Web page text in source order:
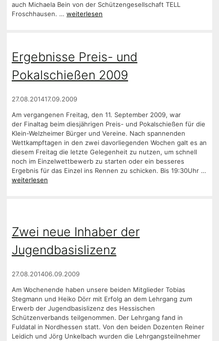
auch Michaela Bein von der Schützengesellschaft TELL
Froschhausen. … weiterlesen
Ergebnisse Preis- und
Pokalschießen 2009
27.08.201417.09.2009
Am vergangenen Freitag, den 11. September 2009, war
der Finaltag beim diesjährigen Preis- und Pokalschießen für die
Klein-Welzheimer Bürger und Vereine. Nach spannenden
Wettkampftagen in den zwei davorliegenden Wochen galt es an
diesem Freitag die letzte Gelegenheit zu nutzen, um schnell
noch im Einzelwettbewerb zu starten oder ein besseres
Ergebnis für das Einzel ins Rennen zu schicken. Bis 19:30Uhr …
weiterlesen
Zwei neue Inhaber der
Jugendbasislizenz
27.08.201406.09.2009
Am Wochenende haben unsere beiden Mitglieder Tobias
Stegmann und Heiko Dörr mit Erfolg an dem Lehrgang zum
Erwerb der Jugendbasislizenz des Hessischen
Schützenverbands teilgenommen. Der Lehrgang fand in
Fuldatal in Nordhessen statt. Von den beiden Dozenten Reiner
Leidich und Jörg Unkelbach wurden die Lehrgangsteilnehmer